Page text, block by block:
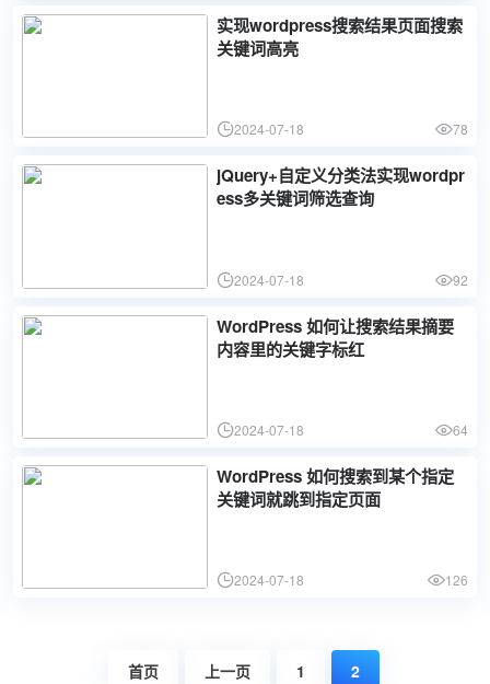
实现wordpress搜索结果页面搜索
关键词高亮
2024-07-18 78
jQuery+自定义分类法实现wordpr
ess多关键词筛选查询
2024-07-18 92
WordPress 如何让搜索结果摘要
内容里的关键字标红
2024-07-18 64
WordPress 如何搜索到某个指定
关键词就跳到指定页面
2024-07-18 126
首页 上一页 1 2